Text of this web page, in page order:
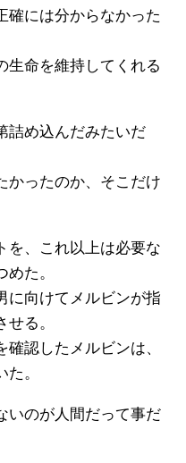
確には分からなかった
生命を維持してくれる
詰め込んだみたいだ
かったのか、そこだけ
を、これ以上は必要な
た。
に向けてメルビンが指
る。
認したメルビンは、
。
いのが人間だって事だ